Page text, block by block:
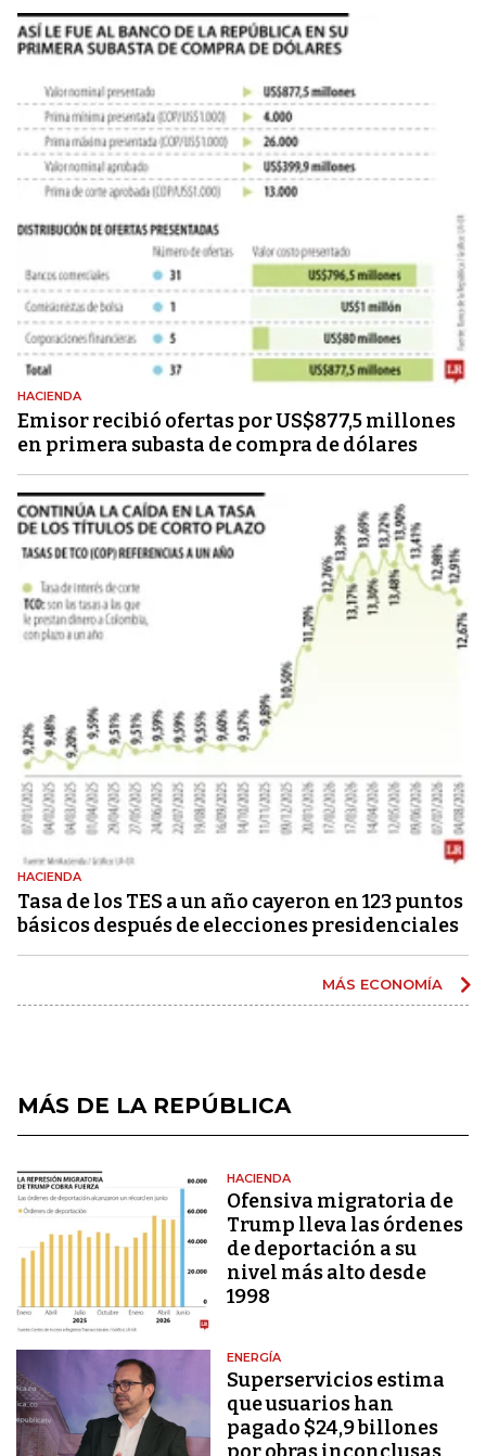
HACIENDA
Emisor recibió ofertas por US$877,5 millones
en primera subasta de compra de dólares
HACIENDA
Tasa de los TES a un año cayeron en 123 puntos
básicos después de elecciones presidenciales
MÁS ECONOMÍA
MÁS DE LA REPÚBLICA
HACIENDA
Ofensiva migratoria de
Trump lleva las órdenes
de deportación a su
nivel más alto desde
1998
ENERGÍA
Superservicios estima
que usuarios han
pagado $24,9 billones